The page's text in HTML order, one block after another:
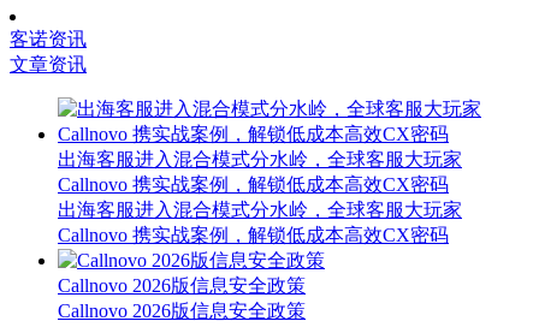
客诺资讯
文章资讯
出海客服进入混合模式分水岭，全球客服大玩家
Callnovo 携实战案例，解锁低成本高效CX密码
出海客服进入混合模式分水岭，全球客服大玩家
Callnovo 携实战案例，解锁低成本高效CX密码
Callnovo 2026版信息安全政策
Callnovo 2026版信息安全政策